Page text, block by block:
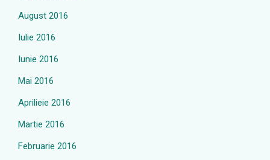
August 2016
Iulie 2016
Iunie 2016
Mai 2016
Aprilieie 2016
Martie 2016
Februarie 2016